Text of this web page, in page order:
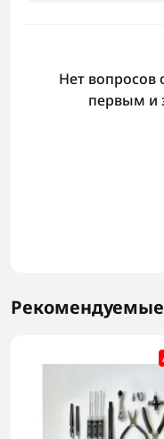
Нет вопросов
первым и
Рекомендуемые